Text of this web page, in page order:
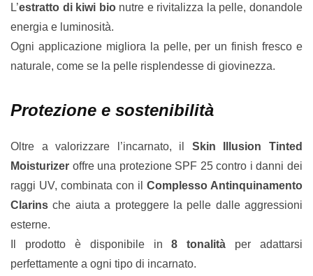
L’estratto di kiwi bionutre e rivitalizza la pelle, donandole
energia e luminosità.
Ogni applicazione migliora la pelle, per un finish fresco e
naturale, come se la pelle risplendesse di giovinezza.
Protezione e sostenibilità
Oltre a valorizzare l’incarnato, il Skin Illusion Tinted
Moisturizer offre una protezione SPF 25 contro i danni dei
raggi UV, combinata con il Complesso Antinquinamento
Clarins che aiuta a proteggere la pelle dalle aggressioni
esterne.
Il prodotto è disponibile in8 tonalità per adattarsi
perfettamente a ogni tipo di incarnato.